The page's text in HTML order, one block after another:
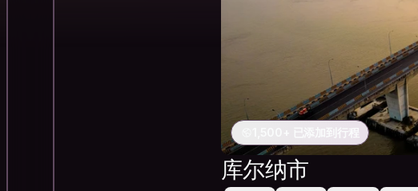
1,500+ 已添加到行程
库尔纳市